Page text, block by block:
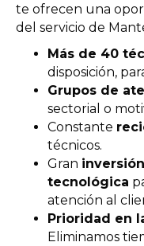
te ofrecen una
del servicio de
Más de 40
disposición,
Grupos de
sectorial o
Constante
técnicos.
Gran
tecnológica
atención al
Prioridad en
Eliminamos